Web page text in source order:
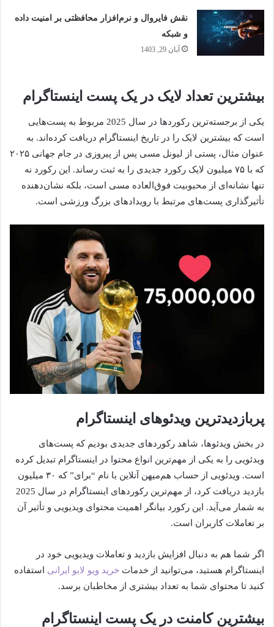
نقش فایروال‌ و نرم‌افزار محافظتی بر امنیت داده
و شبکه
آبان 29, 1403
بیشترین تعداد لایک در یک پست اینستاگرام
یکی از برجسته‌ترین رکوردها در سال 2025 مربوط به پست‌هایی
است که بیشترین لایک را در تاریخ اینستاگرام دریافت کرده‌اند. به
عنوان مثال، پستی از لیونل مسی پس از پیروزی در جام جهانی ۲۰۲۵
که با ۷۵ میلیون لایک رکورد جدیدی را به ثبت رساند. این رکورد نه
تنها نشانه‌ای از محبوبیت فوق‌العاده مسی است، بلکه نشان‌دهنده
تأثیرگذاری پست‌های مرتبط با رویدادهای بزرگ ورزشی است.
پربازدیدترین ویدئوهای اینستاگرام
در بخش ویدئوها، شاهد رکوردهای جدیدی بودیم که پست‌های
ویدئویی را به یکی از مهم‌ترین انواع محتوا در اینستاگرام تبدیل کرده
است. ویدئویی از حساب هم‌میهن آنلاین با نام “برای” که ۳۰ میلیون
بازدید دریافت کرد، از مهم‌ترین رکوردهای اینستاگرام در سال 2025
به شمار می‌آید. این رکورد بیانگر اهمیت محتوای ویدیویی و تأثیر آن
بر تعاملات کاربران است.
اگر شما هم به دنبال افزایش بازدید و تعاملات ویدیویی خود در
اینستاگرام هستید، می‌توانید از خدمات خرید ویو لایو ایرانی استفاده
کنید تا محتوای شما به تعداد بیشتری از مخاطبان برسد.
بیشترین کامنت در یک پست اینستاگرام